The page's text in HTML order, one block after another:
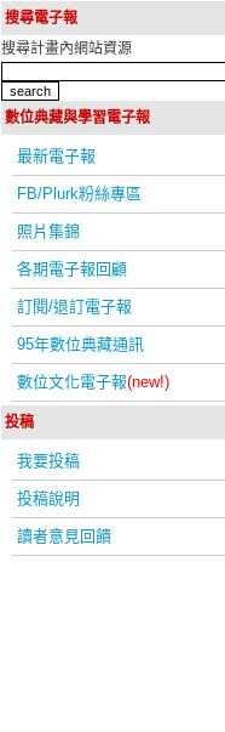
搜尋電子報
搜尋計畫內網站資源
數位典藏與學習電子報
最新電子報
FB/Plurk粉絲專區
照片集錦
各期電子報回顧
訂閱/退訂電子報
95年數位典藏通訊
數位文化電子報(new!)
投稿
我要投稿
投稿說明
讀者意見回饋